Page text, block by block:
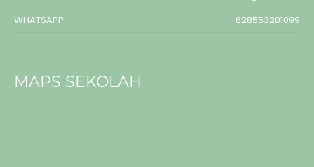
WHATSAPP
628553201099
MAPS SEKOLAH